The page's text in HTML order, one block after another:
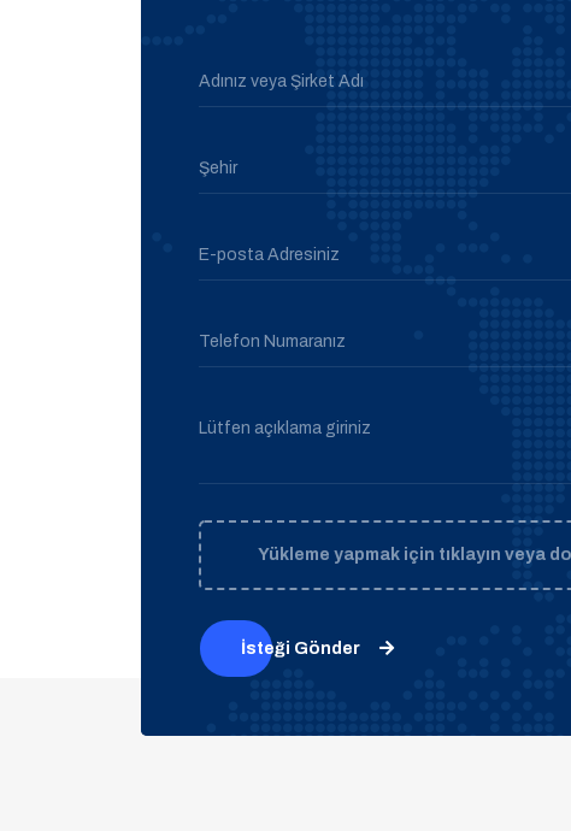
Adınız veya Şirket Adı
Şehir
E-posta Adresiniz
Telefon Numaranız
Lütfen açıklama giriniz
Yükleme yapmak için tıklayın veya
İsteği Gönder